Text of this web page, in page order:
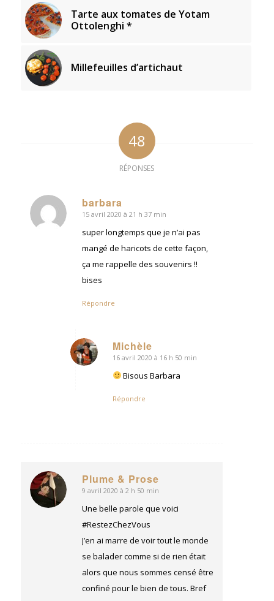
Tarte aux tomates de Yotam
Ottolenghi *
Millefeuilles d’artichaut
48
RÉPONSES
barbara
dit
:
15 avril 2020 à 21 h 37 min
super longtemps que je n’ai pas
mangé de haricots de cette façon,
ça me rappelle des souvenirs !!
bises
Répondre
Michèle
dit
16 avril 2020 à 16 h 50 min
Bisous Barbara
Répondre
Plume & Prose
dit
:
9 avril 2020 à 2 h 50 min
Une belle parole que voici
#RestezChezVous
J’en ai marre de voir tout le monde
se balader comme si de rien était
alors que nous sommes censé être
confiné pour le bien de tous. Bref